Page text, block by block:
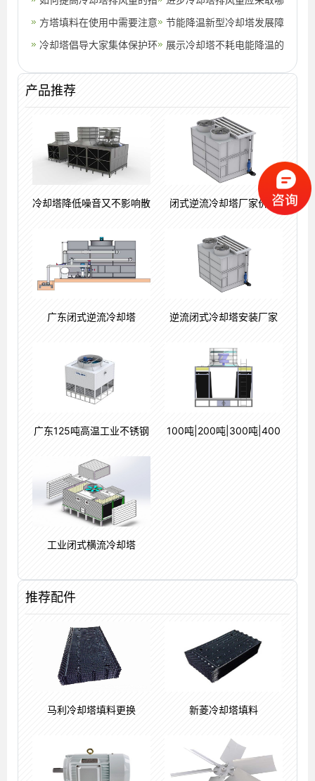
事
施
些措施,冷却塔风机风量
方塔填料在使用中需要注意
的地方都有哪些
节能降温新型冷却塔发展障
碍因素
冷却塔倡导大家集体保护环
展示冷却塔不耗电能降温的
产品推荐
冷却塔降低噪音又不影响散 闭式逆流冷却塔厂家价格
广东闭式逆流冷却塔 逆流闭式冷却塔安装厂家
广东125吨高温工业不锈钢
100吨|200吨|300吨|400
工业闭式横流冷却塔
推荐配件
马利冷却塔填料更换 新菱冷却塔填料